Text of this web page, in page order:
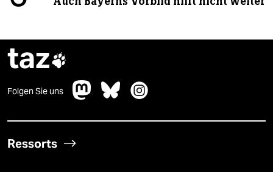
taz
Folgen Sie uns
Ressorts